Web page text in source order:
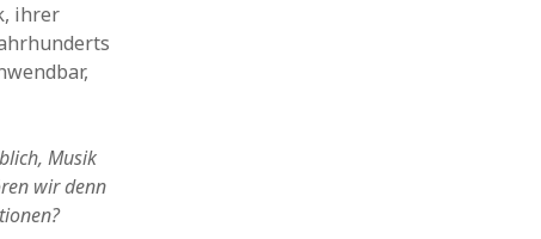
ihrer
Musik
wir denn